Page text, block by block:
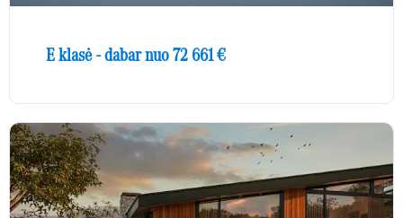
E klasė - dabar nuo 72 661 €